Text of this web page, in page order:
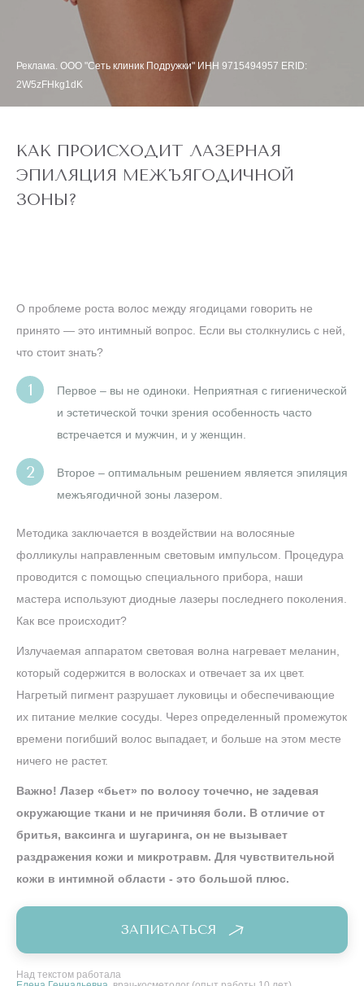
Реклама. ООО "Сеть клиник Подружки" ИНН 9715494957 ERID:
2W5zFHkg1dK
КАК ПРОИСХОДИТ ЛАЗЕРНАЯ
ЭПИЛЯЦИЯ МЕЖЪЯГОДИЧНОЙ
ЗОНЫ?
О проблеме роста волос между ягодицами говорить не
принято — это интимный вопрос. Если вы столкнулись с ней,
что стоит знать?
Первое – вы не одиноки. Неприятная с гигиенической
и эстетической точки зрения особенность часто
встречается и мужчин, и у женщин.
Второе – оптимальным решением является эпиляция
межъягодичной зоны лазером.
Методика заключается в воздействии на волосяные
фолликулы направленным световым импульсом. Процедура
проводится с помощью специального прибора, наши
мастера используют диодные лазеры последнего поколения.
Как все происходит?
Излучаемая аппаратом световая волна нагревает меланин,
который содержится в волосках и отвечает за их цвет.
Нагретый пигмент разрушает луковицы и обеспечивающие
их питание мелкие сосуды. Через определенный промежуток
времени погибший волос выпадает, и больше на этом месте
ничего не растет.
Важно! Лазер «бьет» по волосу точечно, не задевая
окружающие ткани и не причиняя боли. В отличие от
бритья, ваксинга и шугаринга, он не вызывает
раздражения кожи и микротравм. Для чувствительной
кожи в интимной области - это большой плюс.
ЗАПИСАТЬСЯ
Над текстом работала